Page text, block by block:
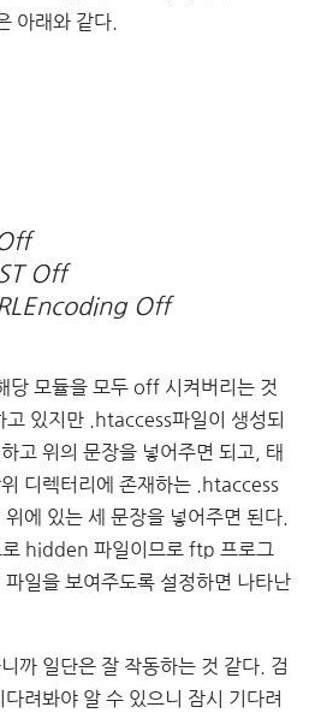
아래와 같다.
Off
Off
당 모듈을 모두 off 시켜버리는 것
고 있지만 .htaccess파일이 생성되
고 위의 문장을 넣어주면 되고, 태
디렉터리에 존재하는 .htaccess
에 있는 세 문장을 넣어주면 된다.
로 hidden 파일이므로 ftp 프로그
일을 보여주도록 설정하면 나타난
까 일단은 잘 작동하는 것 같다. 검
려봐야 알 수 있으니 잠시 기다려